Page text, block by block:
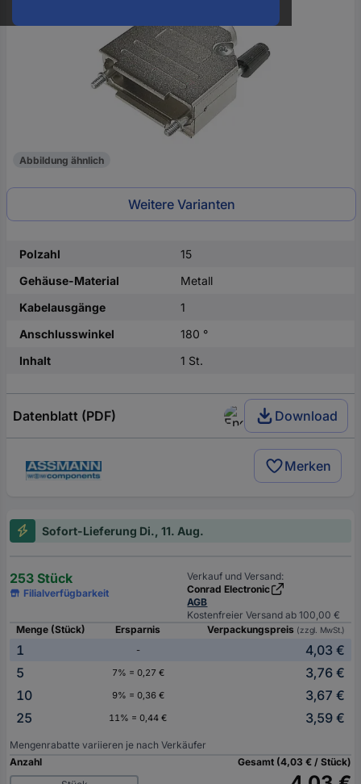
Abbildung ähnlich
Weitere Varianten
Polzahl
15
Gehäuse-Material
Metall
Kabelausgänge
1
Anschlusswinkel
180 °
Inhalt
1 St.
Datenblatt (PDF) Download
Merken
Sofort-Lieferung Di., 11. Aug.
253 Stück
Filialverfügbarkeit
Verkauf und Versand:
Conrad Electronic
AGB
Kostenfreier Versand ab 100,00 €
Menge (Stück)
Ersparnis Verpackungspreis (zzgl. MwSt.)
1 -
4,03 €
5
7% = 0,27 €
3,76 €
10
9% = 0,36 €
3,67 €
25
11% = 0,44 € 3,59 €
Mengenrabatte variieren je nach Verkäufer
Anzahl
Gesamt (4,03 € / Stück)